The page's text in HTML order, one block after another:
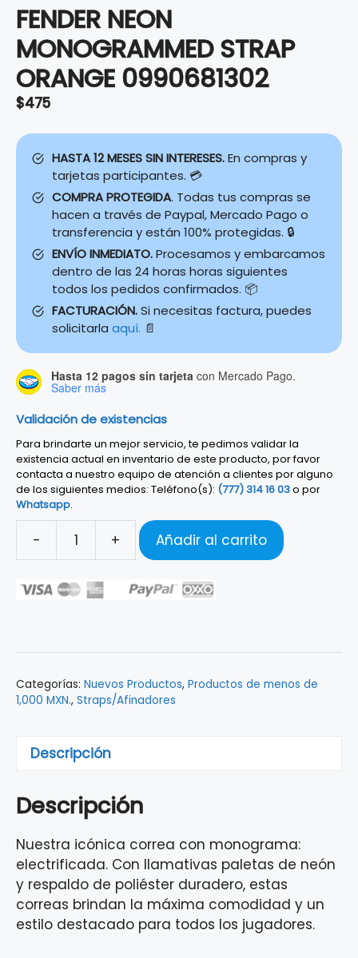
FENDER NEON
MONOGRAMMED STRAP
ORANGE 0990681302
$475
HASTA 12 MESES SIN INTERESES.En compras y
tarjetas participantes. 💳
COMPRA PROTEGIDA. Todas tus compras se
hacen a través de Paypal, Mercado Pago o
transferencia y están 100% protegidas. 🔒
ENVÍO INMEDIATO.Procesamos y embarcamos
dentro de las 24 horas horas siguientes
todos los pedidos confirmados. 📦
FACTURACIÓN.Si necesitas factura, puedes
solicitarla aquí. 📄
Hasta 12 pagos sin tarjeta con Mercado Pago.
Saber más
Validación de existencias
Para brindarte un mejor servicio, te pedimos validar la
existencia actual en inventario de este producto, por favor
contacta a nuestro equipo de atención a clientes por alguno
de los siguientes medios: Teléfono(s): (777) 314 16 03o por
Whatsapp.
-
FENDER
MONOGRAMMED
0990681302
+ Añadir al carrito
Categorías: Nuevos Productos, Productos de menos de
1,000 MXN., Straps/Afinadores
Descripción
Descripción
Nuestra icónica correa con monograma:
electrificada. Con llamativas paletas de neón
y respaldo de poliéster duradero, estas
correas brindan la máxima comodidad y un
estilo destacado para todos los jugadores.